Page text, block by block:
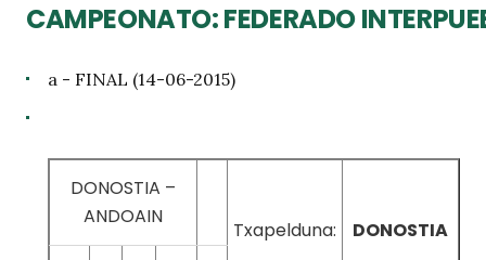
CAMPEONATO: FEDERADO
a - FINAL (14-06-2015)
DONOSTIA –
ANDOAIN
Txapelduna:
DONOSTIA